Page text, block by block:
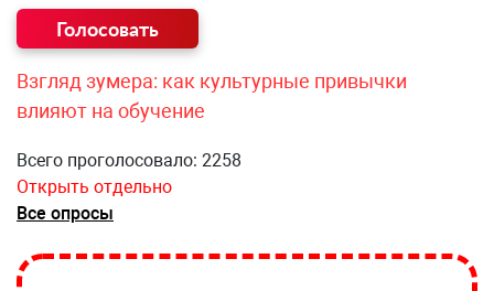
Взгляд зумера: как культурные привычки
влияют на обучение
Всего проголосовало: 2258
Открыть отдельно
Все опросы